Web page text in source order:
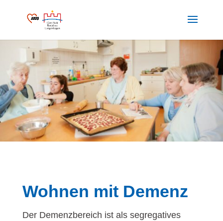
Wohnen mit Demenz
Der Demenzbereich ist als segregatives